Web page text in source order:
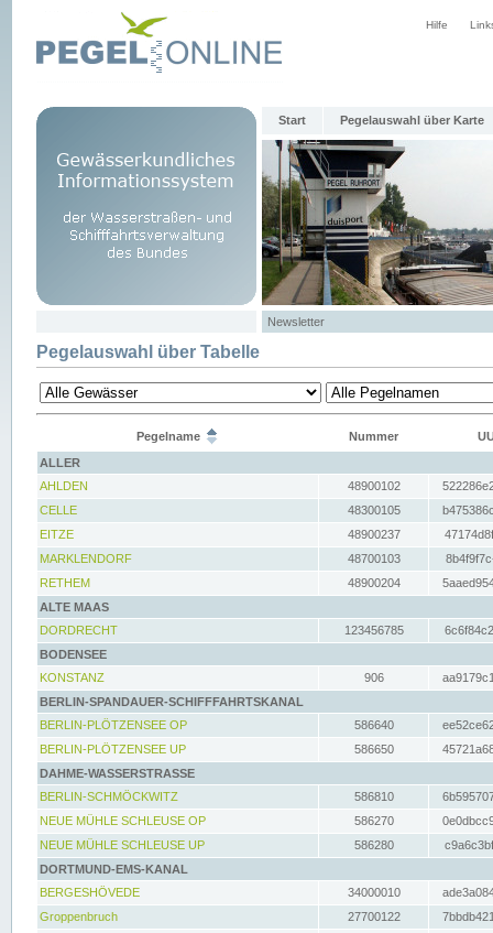
Hilfe
Start Pegelauswahl über Karte
Newsletter
Pegelauswahl über Tabelle
Pegelname Nummer
ALLER
AHLDEN
48900102
CELLE
48300105
EITZE
48900237
MARKLENDORF
48700103
RETHEM
48900204
ALTE MAAS
DORDRECHT
123456785
BODENSEE
KONSTANZ
906
BERLIN-SPANDAUER-SCHIFFFAHRTSKANAL
BERLIN-PLÖTZENSEE OP
586640
BERLIN-PLÖTZENSEE UP
586650
DAHME-WASSERSTRASSE
BERLIN-SCHMÖCKWITZ
586810
NEUE MÜHLE SCHLEUSE OP
586270
NEUE MÜHLE SCHLEUSE UP
586280
DORTMUND-EMS-KANAL
BERGESHÖVEDE
34000010
Groppenbruch
27700122